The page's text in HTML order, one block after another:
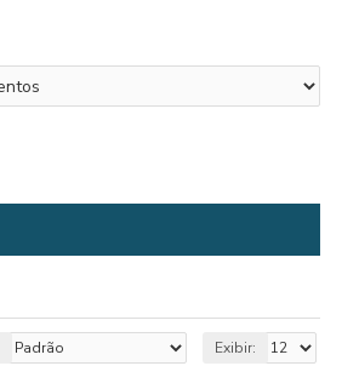
Exibir: